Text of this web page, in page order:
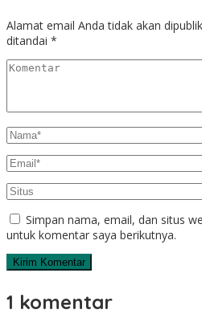
Alamat email Anda tidak akan
ditandai *
Simpan nama, email, dan situs
untuk komentar saya berikutnya.
1 komentar